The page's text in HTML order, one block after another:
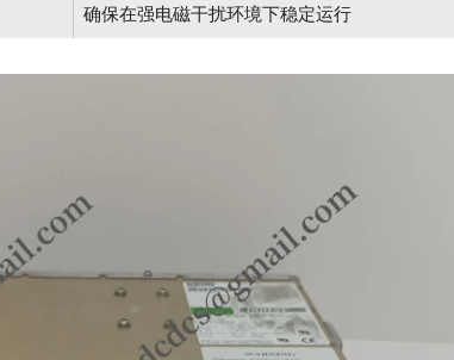
确保在强电磁干扰环境下稳定运行